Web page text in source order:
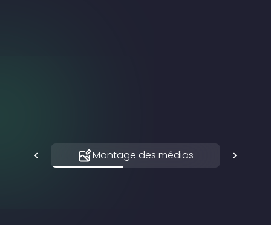
Montage des médias